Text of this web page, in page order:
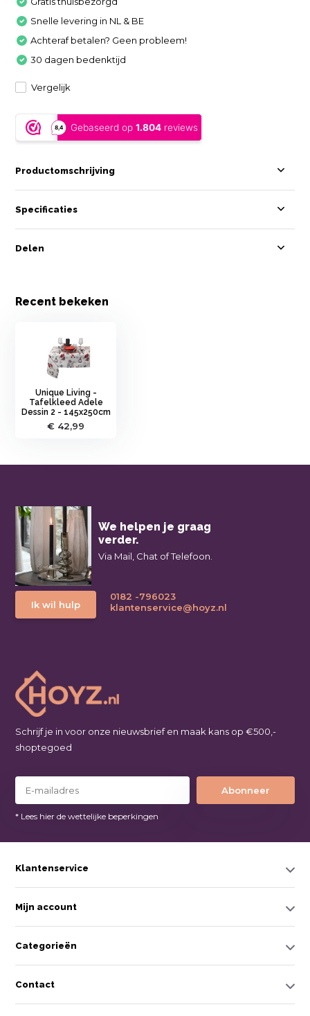
Snelle levering in NL & BE
Achteraf betalen? Geen probleem!
30 dagen bedenktijd
Vergelijk
Productomschrijving
Specificaties
Delen
Recent bekeken
Unique Living -
Tafelkleed Adele
Dessin 2 - 145x250cm
€ 42,99
We helpen je graag
verder.
Via Mail, Chat of Telefoon.
Ik wil hulp
0182 -796023
klantenservice@hoyz.nl
Schrijf je in voor onze nieuwsbrief en maak kans op €500,-
shoptegoed
Abonneer
* Lees hier de wettelijke beperkingen
Klantenservice
Mijn account
Categorieën
Contact